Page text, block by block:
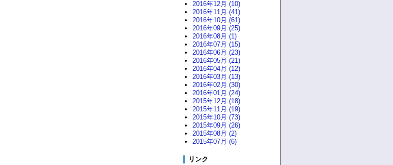
2016年12月 (10)
2016年11月 (41)
2016年10月 (61)
2016年09月 (25)
2016年08月 (1)
2016年07月 (15)
2016年06月 (23)
2016年05月 (21)
2016年04月 (12)
2016年03月 (13)
2016年02月 (30)
2016年01月 (24)
2015年12月 (18)
2015年11月 (19)
2015年10月 (73)
2015年09月 (26)
2015年08月 (2)
2015年07月 (6)
リンク